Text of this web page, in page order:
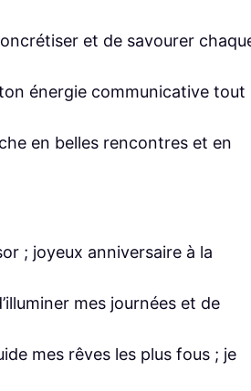
et de savourer
énergie communicative tout
en belles rencontres et en
; joyeux anniversaire à la
mes journées et de
mes rêves les plus fous ; je